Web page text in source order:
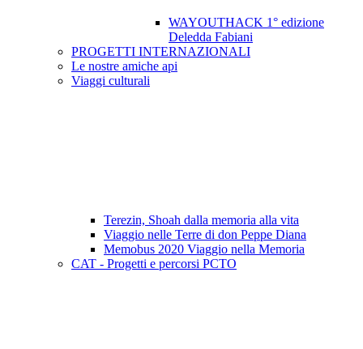
WAYOUTHACK 1° edizione
Deledda Fabiani
PROGETTI INTERNAZIONALI
Le nostre amiche api
Viaggi culturali
Terezin, Shoah dalla memoria alla vita
Viaggio nelle Terre di don Peppe Diana
Memobus 2020 Viaggio nella Memoria
CAT - Progetti e percorsi PCTO